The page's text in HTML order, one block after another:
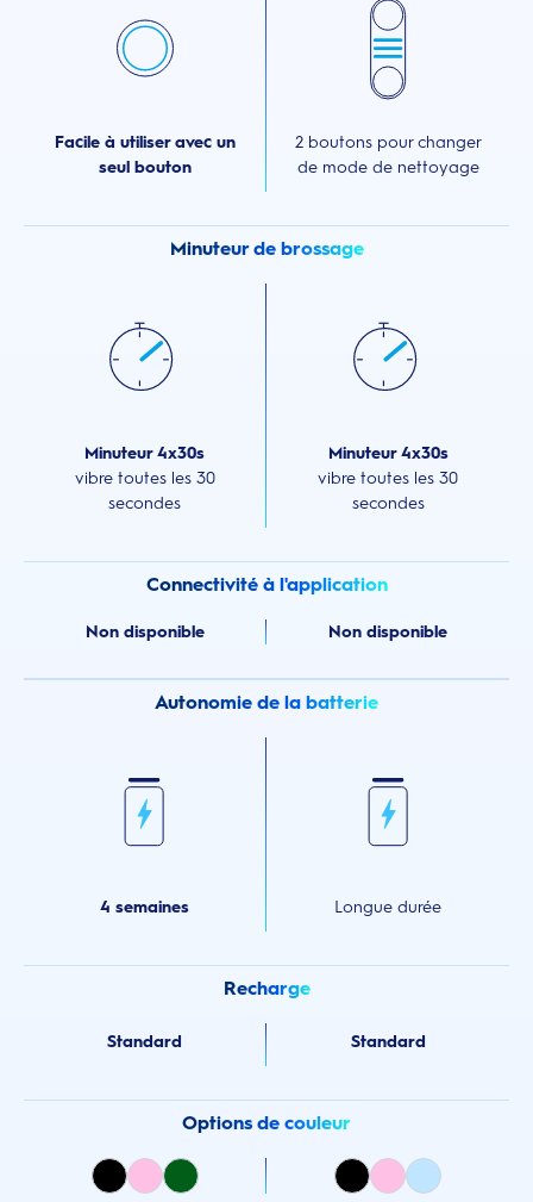
Facile à utiliser avec un
seul bouton
2 boutons pour changer
de mode de nettoyage
Minuteur de brossage
Minuteur 4x30s
vibre toutes les 30
secondes
Minuteur 4x30s
vibre toutes les 30
secondes
Connectivité à l'application
Non disponible Non disponible
Autonomie de la batterie
4 semaines Longue durée
Recharge
Standard Standard
Options de couleur